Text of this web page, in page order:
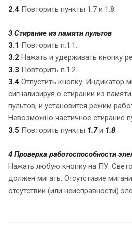
2.4 Повторить пункты 1.7 и 1.8.
3 Стирание из памяти пультов
3.1 Повторить п.1.1.
3.2 Нажать и удерживать кнопку
3.3 Повторить п.1.2.
3.4 Отпустить кнопку. Индикатор
сигнализируя о стирании из
пультов, и установится режим
Невозможно частичное стирание
3.5 Повторить пункты 1.7и 1.8.
4 Проверка работоспособности
Нажать любую кнопку на ПУ.
должен мигать. Отсутстивие
отсутствии (или неисправности)